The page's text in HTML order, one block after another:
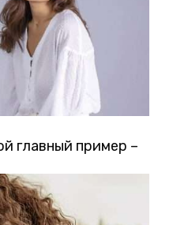
главный пример –